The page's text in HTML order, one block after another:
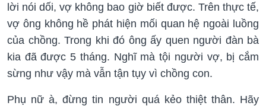
lời nói dối, vợ không bao giờ biết được. Trên thực tế,
vợ ông không hề phát hiện mối quan hệ ngoài luồng
của chồng. Trong khi đó ông ấy quen người đàn bà
kia đã được 5 tháng. Nghĩ mà tội người vợ, bị cắm
sừng như vậy mà vẫn tận tụy vì chồng con.
Phụ nữ à, đừng tin người quá kẻo thiệt thân. Hãy